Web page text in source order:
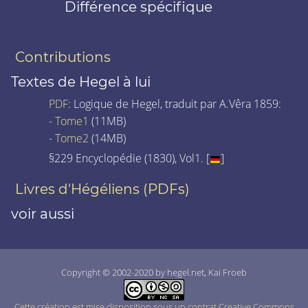
Différence spécifique
Contributions
Textes de Hegel à lui
PDF: Logique de Hegel, traduit par A.Vêra 1859:
-Tome1 (11MB)
-Tome2 (14MB)
§229 Encyclopédie (1830), Vol1. [
]
Livres d'Hégéliens (PDFs)
voir aussi
Copyright © 2002-2020 by hegel.net, Kai Froeb